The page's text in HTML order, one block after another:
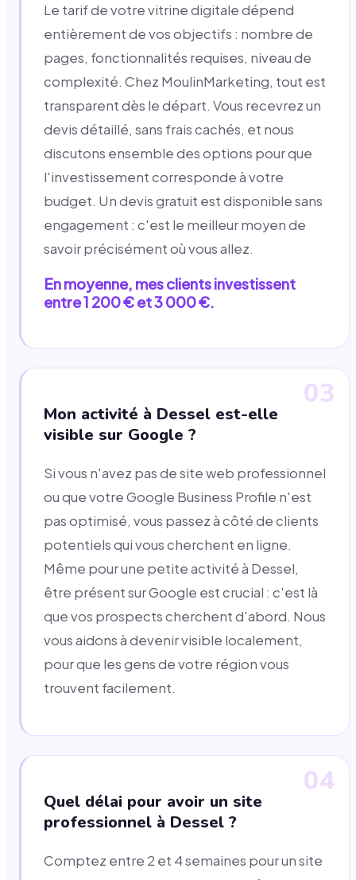
Le tarif de votre vitrine digitale dépend
entièrement de vos objectifs : nombre de
pages, fonctionnalités requises, niveau de
complexité. Chez MoulinMarketing, tout est
transparent dès le départ. Vous recevrez un
devis détaillé, sans frais cachés, et nous
discutons ensemble des options pour que
l'investissement corresponde à votre
budget. Un devis gratuit est disponible sans
engagement : c'est le meilleur moyen de
savoir précisément où vous allez.
En moyenne, mes clients investissent
entre 1 200 € et 3 000 €.
03
Mon activité à Dessel est-elle
visible sur Google ?
Si vous n'avez pas de site web professionnel
ou que votre Google Business Profile n'est
pas optimisé, vous passez à côté de clients
potentiels qui vous cherchent en ligne.
Même pour une petite activité à Dessel,
être présent sur Google est crucial : c'est là
que vos prospects cherchent d'abord. Nous
vous aidons à devenir visible localement,
pour que les gens de votre région vous
trouvent facilement.
04
Quel délai pour avoir un site
professionnel à Dessel ?
Comptez entre 2 et 4 semaines pour un site